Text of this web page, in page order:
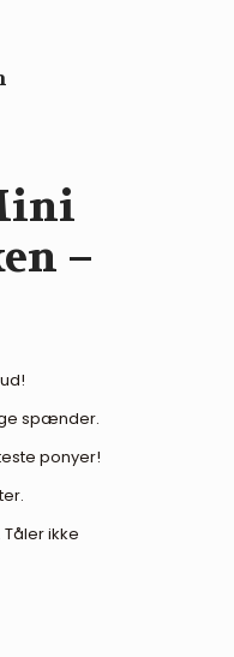
–
spænder.
ponyer!
ikke